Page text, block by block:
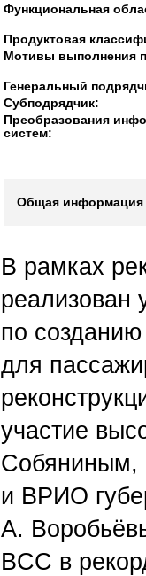
Функциональная
Продуктовая
Мотивы выполнения
Генеральный
Субподрядчик:
Преобразования
систем:
Общая информация
В рамках
реализован
по
для
участие
и ВРИО
А.
BCC в